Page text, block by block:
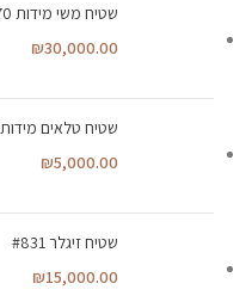
שטיח משי מידות 370X270
₪30,000.00
שטיח טלאים מידות 240X170
₪5,000.00
שטיח זיגלר #831
₪15,000.00